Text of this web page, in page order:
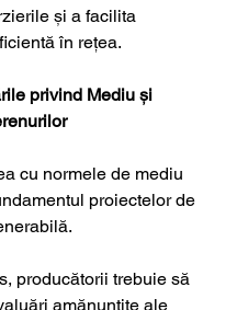
și a facilita
în rețea.
privind Mediu și
cu normele de mediu
proiectelor de
producătorii trebuie să
amănunțite ale